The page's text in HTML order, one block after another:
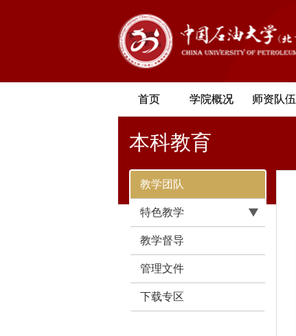
首页 学院概况 师资队伍
本科教育
教学团队
特色教学
教学督导
管理文件
下载专区